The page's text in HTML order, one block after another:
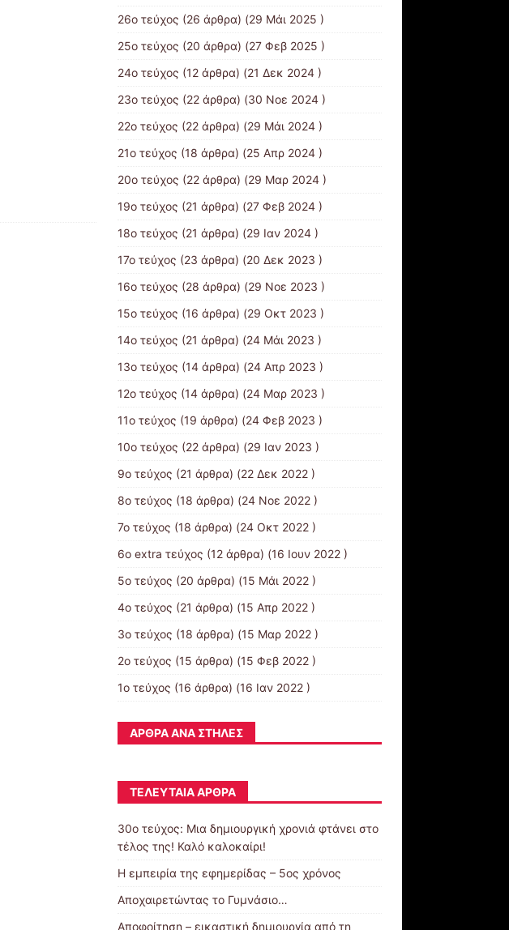
26ο τεύχος (26 άρθρα) (29 Μάι 2025 )
25ο τεύχος (20 άρθρα) (27 Φεβ 2025 )
24ο τεύχος (12 άρθρα) (21 Δεκ 2024 )
23ο τεύχος (22 άρθρα) (30 Νοε 2024 )
22ο τεύχος (22 άρθρα) (29 Μάι 2024 )
21o τεύχος (18 άρθρα) (25 Απρ 2024 )
20ο τεύχος (22 άρθρα) (29 Μαρ 2024 )
19ο τεύχος (21 άρθρα) (27 Φεβ 2024 )
18ο τεύχος (21 άρθρα) (29 Ιαν 2024 )
17o τεύχος (23 άρθρα) (20 Δεκ 2023 )
16ο τεύχος (28 άρθρα) (29 Νοε 2023 )
15ο τεύχος (16 άρθρα) (29 Οκτ 2023 )
14ο τεύχος (21 άρθρα) (24 Μάι 2023 )
13ο τεύχος (14 άρθρα) (24 Απρ 2023 )
12ο τεύχος (14 άρθρα) (24 Μαρ 2023 )
11ο τεύχος (19 άρθρα) (24 Φεβ 2023 )
10o τεύχος (22 άρθρα) (29 Ιαν 2023 )
9ο τεύχος (21 άρθρα) (22 Δεκ 2022 )
8ο τεύχος (18 άρθρα) (24 Νοε 2022 )
7ο τεύχος (18 άρθρα) (24 Οκτ 2022 )
6ο extra τεύχος (12 άρθρα) (16 Ιουν 2022 )
5ο τεύχος (20 άρθρα) (15 Μάι 2022 )
4ο τεύχος (21 άρθρα) (15 Απρ 2022 )
3ο τεύχος (18 άρθρα) (15 Μαρ 2022 )
2ο τεύχος (15 άρθρα) (15 Φεβ 2022 )
1ο τεύχος (16 άρθρα) (16 Ιαν 2022 )
ΆΡΘΡΑ ΑΝΆ ΣΤΉΛΕΣ
ΤΕΛΕΥΤΑΊΑ ΆΡΘΡΑ
30o τεύχος: Μια δημιουργική χρονιά φτάνει στο
τέλος της! Καλό καλοκαίρι!
Η εμπειρία της εφημερίδας – 5ος χρόνος
Αποχαιρετώντας το Γυμνάσιο…
Αποφοίτηση – εικαστική δημιουργία από τη